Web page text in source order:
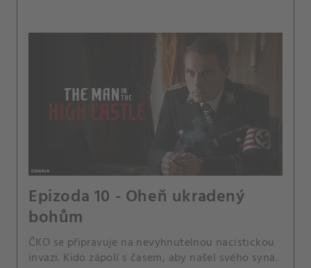
Epizoda 10 - Oheň ukradený
bohům
ČKO se připravuje na nevyhnutelnou nacistickou
invazi. Kido zápolí s časem, aby našel svého syna.